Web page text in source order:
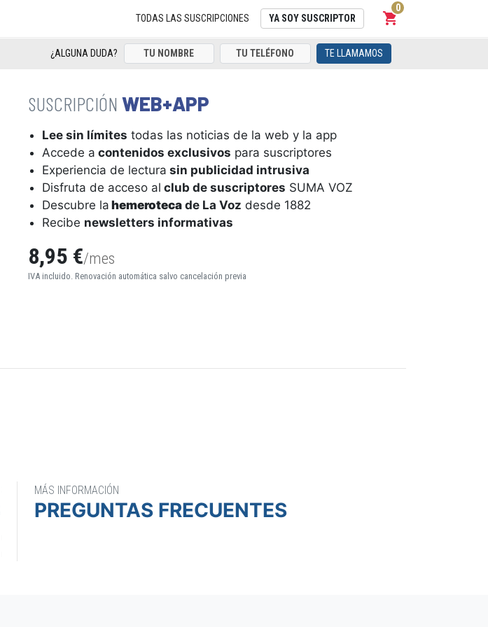
TODAS LAS SUSCRIPCIONES YA SOY SUSCRIPTOR shopping_cart
Carrito
0
¿ALGUNA DUDA? TE LLAMAMOS
WEB+APP
Lee sin límites todas las noticias de la web y la app
Accede a contenidos exclusivos para suscriptores
Experiencia de lectura sin publicidad intrusiva
Disfruta de acceso al club de suscriptores SUMA VOZ
Descubre la hemeroteca de La Voz desde 1882
Recibe newsletters informativas
8,95 €/mes
IVA incluido. Renovación automática salvo cancelación previa
MÁS INFORMACIÓN
PREGUNTAS FRECUENTES